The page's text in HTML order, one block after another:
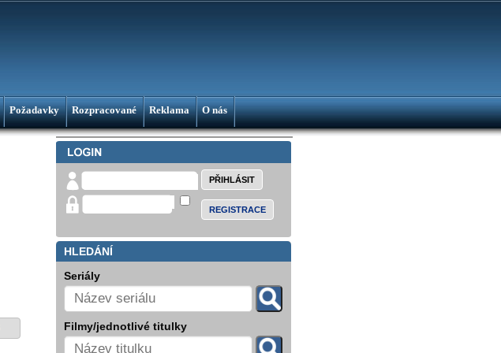
Požadavky Rozpracované Reklama O nás
REGISTRACE
HLEDÁNÍ
Seriály
Filmy/jednotlivé titulky